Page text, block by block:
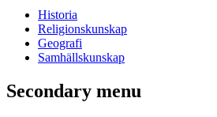
Historia
Religionskunskap
Geografi
Samhällskunskap
Secondary menu